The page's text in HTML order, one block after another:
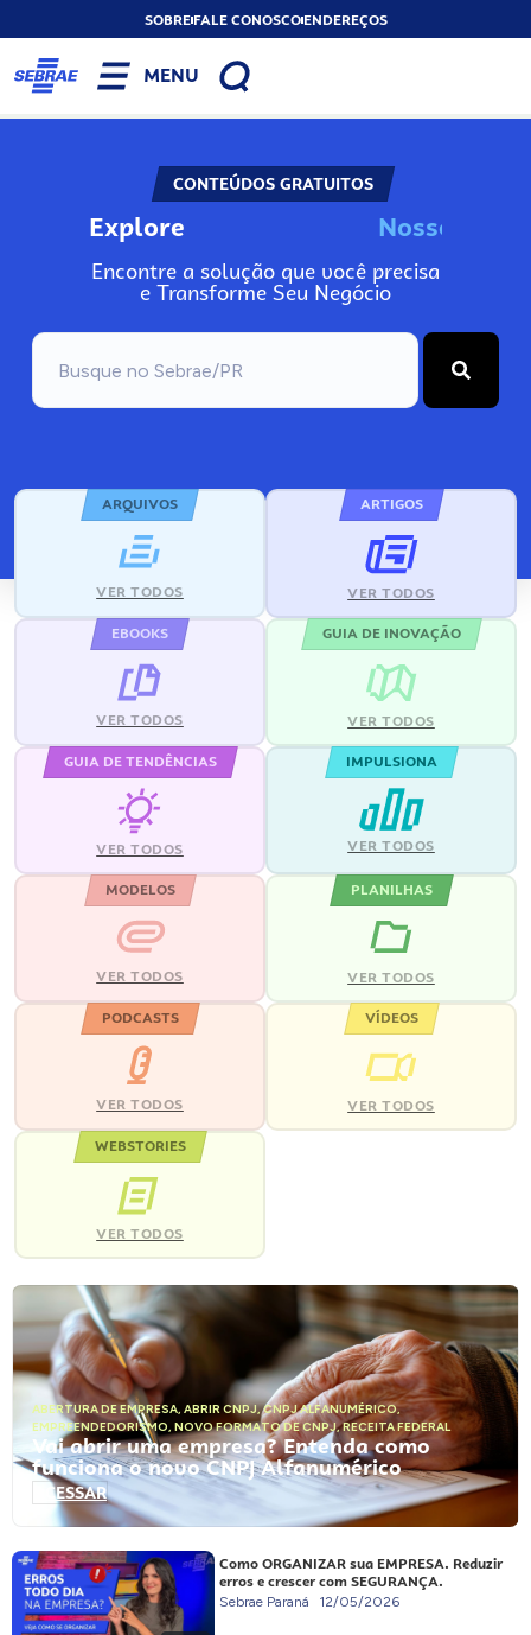
SOBREFALE CONOSCOENDEREÇOS
MENU
CONTEÚDOS GRATUITOS
Explore No
Encontre a solução que você precisa
e Transforme Seu Negócio
ARQUIVOS
VER TODOS
ARTIGOS
VER TODOS
EBOOKS
VER TODOS
GUIA DE INOVAÇÃO
VER TODOS
GUIA DE TENDÊNCIAS
VER TODOS
IMPULSIONA
VER TODOS
MODELOS
VER TODOS
PLANILHAS
VER TODOS
PODCASTS
VER TODOS
VÍDEOS
VER TODOS
WEBSTORIES
VER TODOS
ABERTURA DE EMPRESA, ABRIR CNPJ,CNPJ ALFANUMÉRICO,
EMPREENDEDORISMO, NOVO FORMATO DE CNPJ,RECEITA FEDERAL
Vai abrir uma empresa? Entenda como
funciona o novo CNPJ Alfanumérico
ACESSAR
Como ORGANIZAR sua EMPRESA. Reduzir
erros e crescer com SEGURANÇA.
Sebrae Paraná 12/05/2026